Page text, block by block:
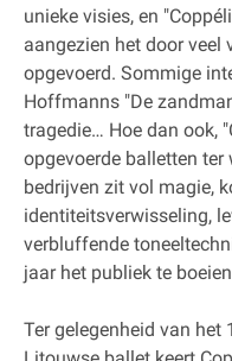
unieke visies, en
aangezien het door veel
opgevoerd. Sommige
Hoffmanns "De
tragedie… Hoe dan ook,
opgevoerde balletten ter
bedrijven zit vol magie,
identiteitsverwisseling,
verbluffende
jaar het publiek te
Ter gelegenheid van het